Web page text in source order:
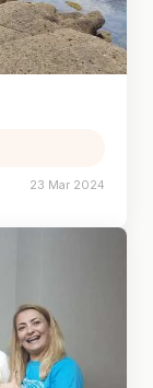
23 Mar 2024